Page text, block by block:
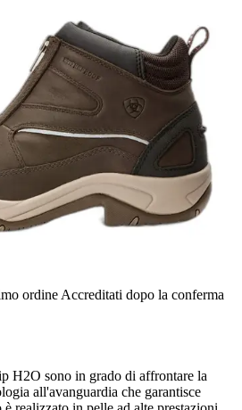
ordine Accreditati dopo la conferma
H2O sono in grado di affrontare la
all'avanguardia che garantisce